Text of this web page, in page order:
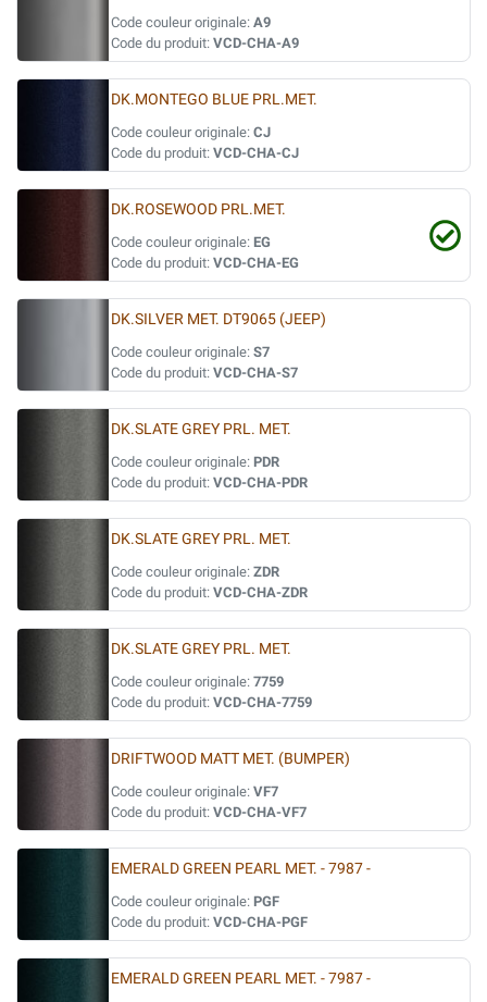
Code couleur originale: A9
Code du produit: VCD-CHA-A9
DK.MONTEGO BLUE PRL.MET.
Code couleur originale: CJ
Code du produit: VCD-CHA-CJ
DK.ROSEWOOD PRL.MET.
Code couleur originale: EG
Code du produit: VCD-CHA-EG
DK.SILVER MET. DT9065 (JEEP)
Code couleur originale: S7
Code du produit: VCD-CHA-S7
DK.SLATE GREY PRL. MET.
Code couleur originale: PDR
Code du produit: VCD-CHA-PDR
DK.SLATE GREY PRL. MET.
Code couleur originale: ZDR
Code du produit: VCD-CHA-ZDR
DK.SLATE GREY PRL. MET.
Code couleur originale: 7759
Code du produit: VCD-CHA-7759
DRIFTWOOD MATT MET. (BUMPER)
Code couleur originale: VF7
Code du produit: VCD-CHA-VF7
EMERALD GREEN PEARL MET. - 7987 -
Code couleur originale: PGF
Code du produit: VCD-CHA-PGF
EMERALD GREEN PEARL MET. - 7987 -